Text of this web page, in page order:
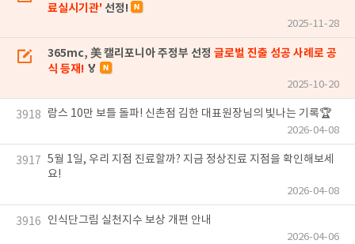
료실시기관' 선정!
2025-11-28
365mc, 美 캘리포니아 주정부 선정 글로벌 진출 성공 사례로 공
식 등재! 🏅
2025-10-20
3918 람스 10만 보틀 돌파! 신촌점 김한 대표원장님의 빛나는 기록🏆
2026-04-08
3917 5월 1일, 우리 지점 진료할까? 지금 정상진료 지점을 확인해보세
요!
2026-04-08
3916 인식단그림 실천지수 보상 개편 안내
2026-04-06